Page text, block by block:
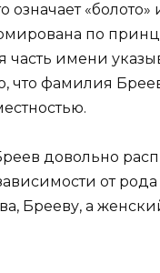
означает «болото»
по
имени
что фамилия
довольно
от
Брееву, а